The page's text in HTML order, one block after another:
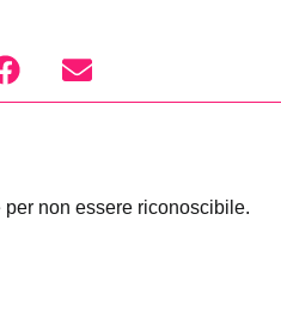
non essere riconoscibile.